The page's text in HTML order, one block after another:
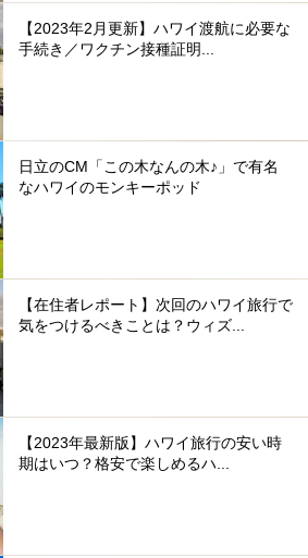
【2023年2月更新】ハワイ渡航に必要な
手続き／ワクチン接種証明...
日立のCM「この木なんの木♪」で有名
なハワイのモンキーポッド
【在住者レポート】次回のハワイ旅行で
気をつけるべきことは？ウィズ...
【2023年最新版】ハワイ旅行の安い時
期はいつ？格安で楽しめるハ...